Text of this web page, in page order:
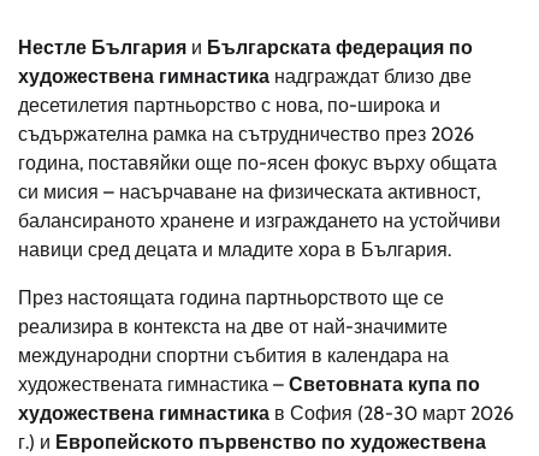
Нестле България и Българската федерация по
художествена гимнастика надграждат близо две
десетилетия партньорство с нова, по-широка и
съдържателна рамка на сътрудничество през 2026
година, поставяйки още по-ясен фокус върху общата
си мисия – насърчаване на физическата активност,
балансираното хранене и изграждането на устойчиви
навици сред децата и младите хора в България.
През настоящата година партньорството ще се
реализира в контекста на две от най-значимите
международни спортни събития в календара на
художествената гимнастика – Световната купа по
художествена гимнастика в София (28-30 март 2026
г.) и Европейското първенство по художествена